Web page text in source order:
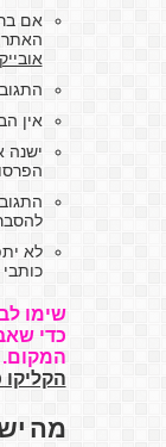
אם
אין
ישנה
לא
שימו
כדי
המקום.
מה